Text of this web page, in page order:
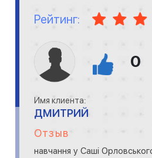
Рейтинг:
0
Имя клиента:
ДМИТРИЙ
Отзыв
навчання у Саші